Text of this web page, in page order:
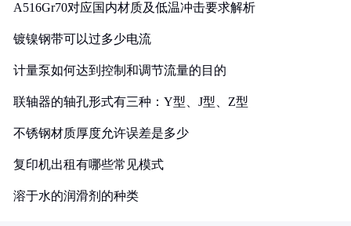
A516Gr70对应国内材质及低温冲击要求解析
镀镍钢带可以过多少电流
计量泵如何达到控制和调节流量的目的
联轴器的轴孔形式有三种：Y型、J型、Z型
不锈钢材质厚度允许误差是多少
复印机出租有哪些常见模式
溶于水的润滑剂的种类